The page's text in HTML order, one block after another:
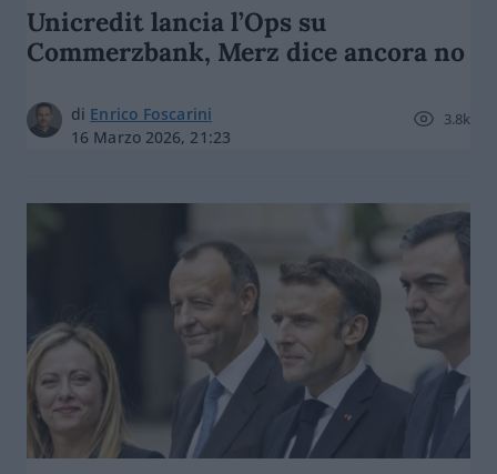
Unicredit lancia l’Ops su
Commerzbank, Merz dice ancora no
di Enrico Foscarini
16 Marzo 2026, 21:23
3.8k